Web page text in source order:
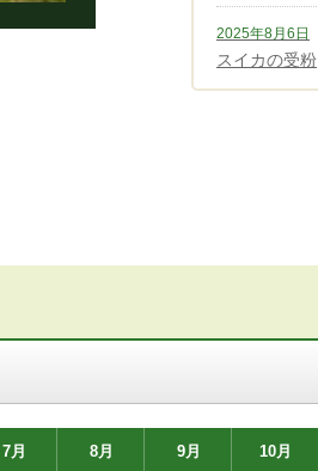
2025年8月6日
スイカの受粉
7月 8月 9月 10月